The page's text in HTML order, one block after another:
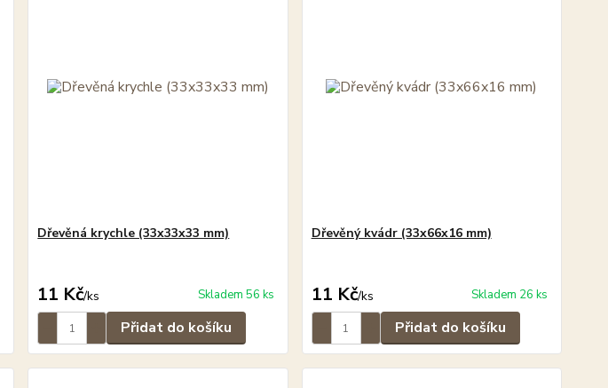
Dřevěná krychle (33x33x33 mm)
11 Kč/ks Skladem 56 ks
Přidat do košíku
Dřevěný kvádr (33x66x16 mm)
11 Kč/ks Skladem 26 ks
Přidat do košíku